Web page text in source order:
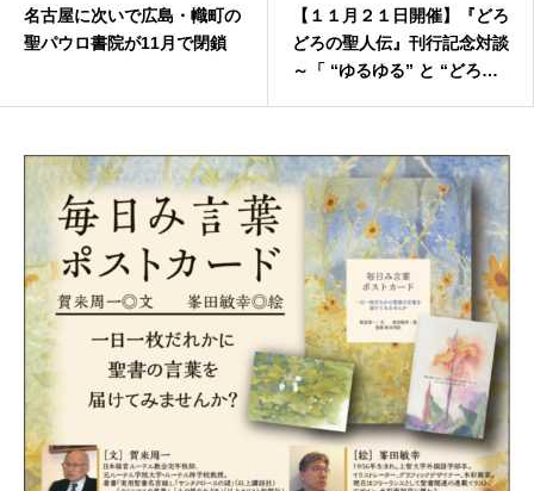
名古屋に次いで広島・幟町の
聖パウロ書院が11月で閉鎖
【１１月２１日開催】『どろ
どろの聖人伝』刊行記念対談
～「 “ゆるゆる” と “どろど
トークイベント